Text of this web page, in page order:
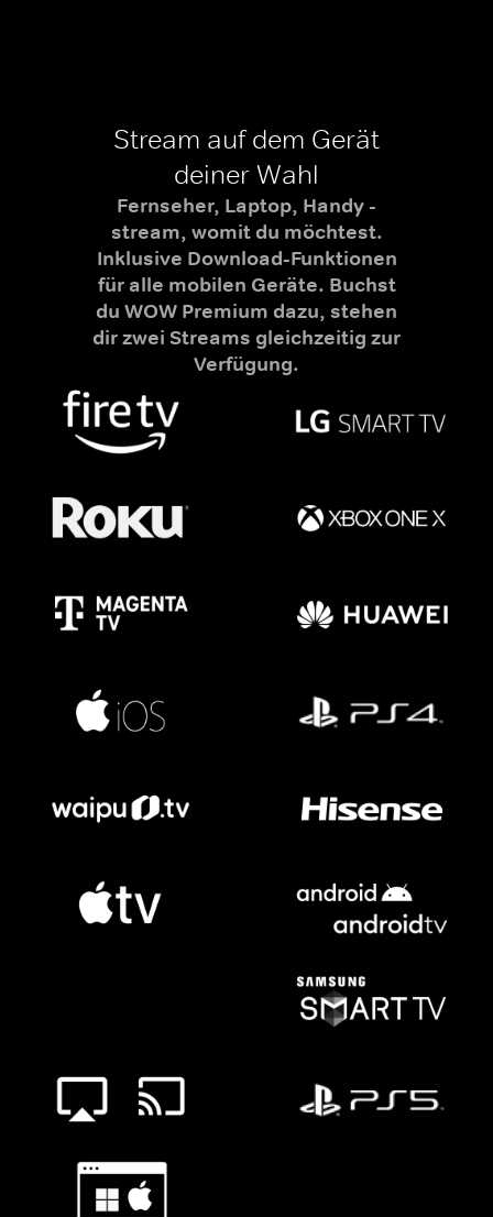
Stream auf dem Gerät
deiner Wahl
Fernseher, Laptop, Handy -
stream, womit du möchtest.
Inklusive Download-Funktionen
für alle mobilen Geräte. Buchst
du WOW Premium dazu, stehen
dir zwei Streams gleichzeitig zur
Verfügung.